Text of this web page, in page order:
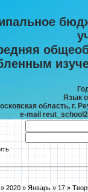
Язык
область, г.
e-mail
» 2020 » Январь » 17 »